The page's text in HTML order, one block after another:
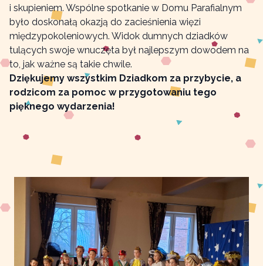
i skupieniem. Wspólne spotkanie w Domu Parafialnym
było doskonałą okazją do zacieśnienia więzi
międzypokoleniowych. Widok dumnych dziadków
tulących swoje wnuczęta był najlepszym dowodem na
to, jak ważne są takie chwile.
Dziękujemy wszystkim Dziadkom za przybycie, a
rodzicom za pomoc w przygotowaniu tego
pięknego wydarzenia!